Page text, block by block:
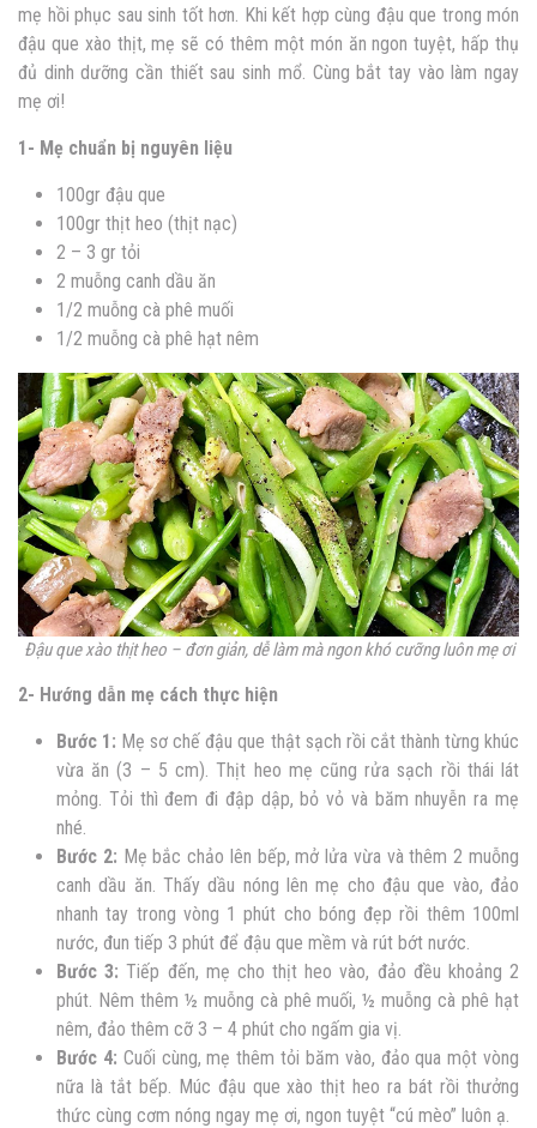
mẹ hồi phục sau sinh tốt hơn. Khi kết hợp cùng đậu que trong món
đậu que xào thịt, mẹ sẽ có thêm một món ăn ngon tuyệt, hấp thụ
đủ dinh dưỡng cần thiết sau sinh mổ. Cùng bắt tay vào làm ngay
mẹ ơi!
1- Mẹ chuẩn bị nguyên liệu
100gr đậu que
100gr thịt heo (thịt nạc)
2 – 3 gr tỏi
2 muỗng canh dầu ăn
1/2 muỗng cà phê muối
1/2 muỗng cà phê hạt nêm
Đậu que xào thịt heo – đơn giản, dễ làm mà ngon khó cưỡng luôn mẹ ơi
2- Hướng dẫn mẹ cách thực hiện
Bước 1: Mẹ sơ chế đậu que thật sạch rồi cắt thành từng khúc
vừa ăn (3 – 5 cm). Thịt heo mẹ cũng rửa sạch rồi thái lát
mỏng. Tỏi thì đem đi đập dập, bỏ vỏ và băm nhuyễn ra mẹ
nhé.
Bước 2: Mẹ bắc chảo lên bếp, mở lửa vừa và thêm 2 muỗng
canh dầu ăn. Thấy dầu nóng lên mẹ cho đậu que vào, đảo
nhanh tay trong vòng 1 phút cho bóng đẹp rồi thêm 100ml
nước, đun tiếp 3 phút để đậu que mềm và rút bớt nước.
Bước 3: Tiếp đến, mẹ cho thịt heo vào, đảo đều khoảng 2
phút. Nêm thêm ½ muỗng cà phê muối, ½ muỗng cà phê hạt
nêm, đảo thêm cỡ 3 – 4 phút cho ngấm gia vị.
Bước 4: Cuối cùng, mẹ thêm tỏi băm vào, đảo qua một vòng
nữa là tắt bếp. Múc đậu que xào thịt heo ra bát rồi thưởng
thức cùng cơm nóng ngay mẹ ơi, ngon tuyệt “cú mèo” luôn ạ.